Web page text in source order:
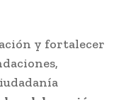
y fortalecer